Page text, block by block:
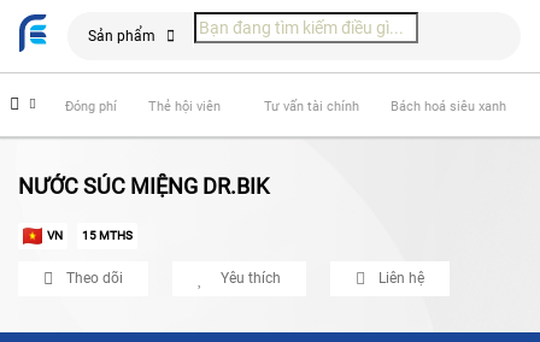
Sản phẩm
Đóng phí Thẻ hội viên Tư vấn tài chính Bách hoá siêu xanh
NƯỚC SÚC MIỆNG DR.BIK
VN 15 MTHS
Theo dõi Yêu thích Liên hệ